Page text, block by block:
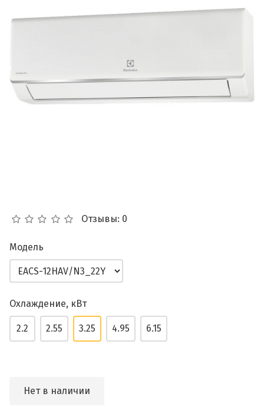
Отзывы: 0
Модель
Охлаждение, кВт
2.2 2.55 3.25 4.95 6.15
Нет в наличии